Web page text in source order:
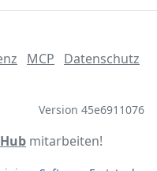
MCP
Datenschutz
Version 45e6911076
mitarbeiten!